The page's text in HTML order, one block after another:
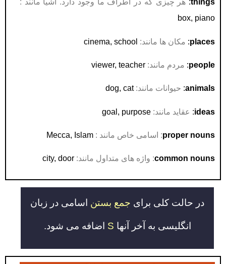
things
: هر چیزی که در اطراف ما وجود دارد. اشیا مانند :
box, piano
places
: مکان ها مانند:
people
: مردم مانند: viewer, teacher
animals
: حیوانات مانند:dog, cat
ideas
: عقاید مانند: goal, purpose
proper nouns: اسامی خاص مانند : Mecca, Islam
common nouns : واژه های متداول مانند: city, door
در حالت کلی برای جمع بستن اسامی در زبان
انگلیسی به آخر آنها S اضافه می شود.